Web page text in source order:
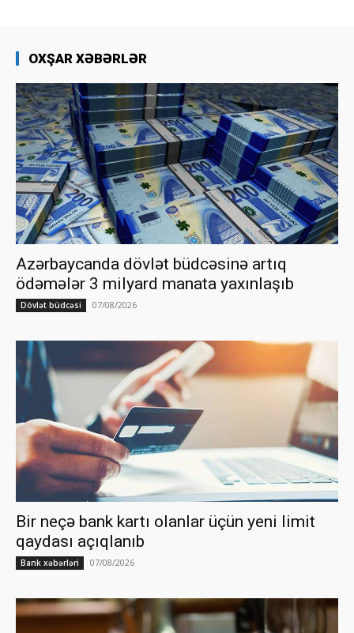
OXŞAR XƏBƏRLƏR
Azərbaycanda dövlət büdcəsinə artıq
ödəmələr 3 milyard manata yaxınlaşıb
Dövlət büdcəsi 07/08/2026
Bir neçə bank kartı olanlar üçün yeni limit
qaydası açıqlanıb
Bank xəbərləri 07/08/2026